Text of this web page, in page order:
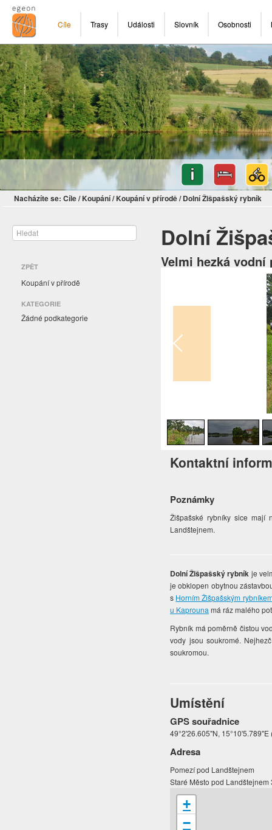
Cíle Trasy Události Slovník Osobnosti
Nacházíte se: Cíle/ Koupání/ Koupání v přírodě/ Dolní Žišpašský rybník
ZPĚT
Koupání v přírodě
KATEGORIE
Žádné podkategorie
Dolní
Velmi hezká vodní
Kontaktní
Poznámky
Žišpašské rybníky sice mají
Landštejnem.
Dolní Žišpašský rybník je
je obklopen obytnou
s Horním Žišpašským
u Kaprouna má ráz malého
Rybník má poměrně čistou
vody jsou soukromé.
soukromou.
Umístění
GPS souřadnice
49°2'26.605"N, 15°10'5.789"E
Adresa
Pomezí pod Landštejnem
Staré Město pod Landštejnem
+
−